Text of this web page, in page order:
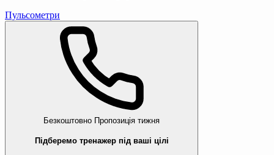
Пульсометри
Безкоштовно Пропозиція тижня
Підберемо тренажер під ваші цілі